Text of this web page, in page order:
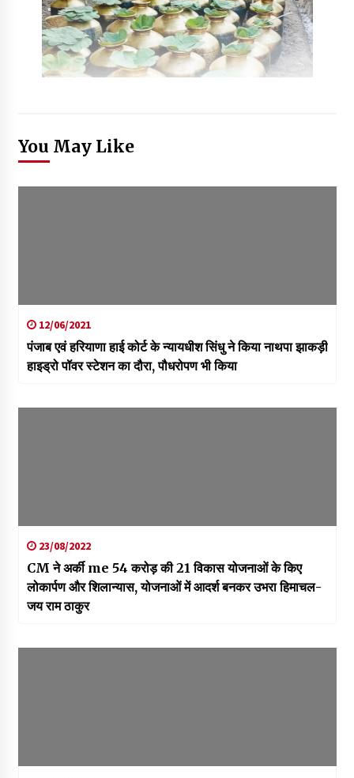
You May Like
12/06/2021
पंजाब एवं हरियाणा हाई कोर्ट के न्यायधीश सिंधु ने किया नाथपा झाकड़ी
हाइड्रो पॉवर स्टेशन का दौरा, पौधरोपण भी किया
23/08/2022
CM ने अर्की me 54 करोड़ की 21 विकास योजनाओं के किए
लोकार्पण और शिलान्यास, योजनाओं में आदर्श बनकर उभरा हिमाचल-
जय राम ठाकुर